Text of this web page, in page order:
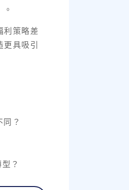
利策略差
具吸引
？
？